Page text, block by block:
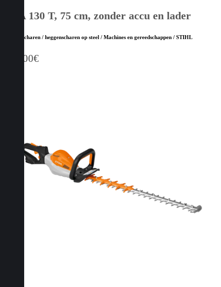
HSA 130 T, 75 cm, zonder accu en lader
Heggenscharen / heggenscharen op steel / Machines en gereedschappen / STIHL
669,00€